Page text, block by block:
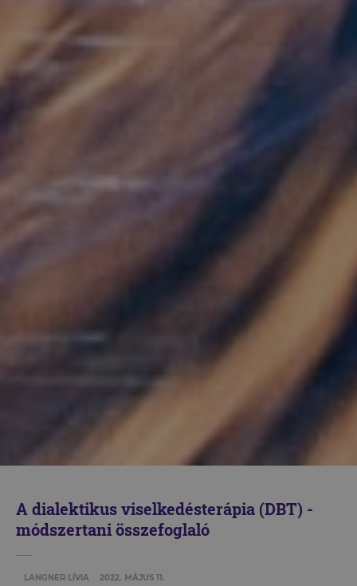
A dialektikus viselkedésterápia (DBT) -
módszertani összefoglaló
LANGNER LÍVIA 2022. MÁJUS 11.